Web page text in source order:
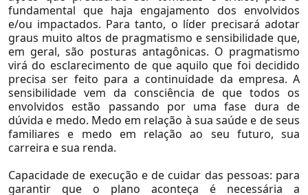
Setores
Agronegócio
Consumo e Varejo
Educação
Logística e Transportes
Mineração e Siderurgia
Private Equity e Venture Capital
fundamental que haja engajamento dos envolvidos
e/ou impactados. Para tanto, o líder precisará adotar
graus muito altos de pragmatismo e sensibilidade que,
em geral, são posturas antagônicas. O pragmatismo
virá do esclarecimento de que aquilo que foi decidido
precisa ser feito para a continuidade da empresa. A
sensibilidade vem da consciência de que todos os
envolvidos estão passando por uma fase dura de
dúvida e medo. Medo em relação à sua saúde e de seus
familiares e medo em relação ao seu futuro, sua
carreira e sua renda.
Capacidade de execução e de cuidar das pessoas: para
garantir que o plano aconteça é necessária a